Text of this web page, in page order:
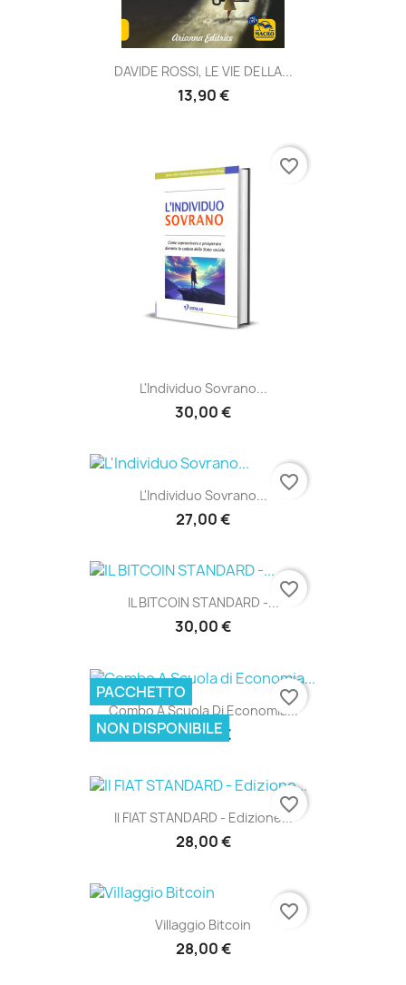
DAVIDE ROSSI, LE VIE DELLA...
13,90 €
L'Individuo Sovrano...
30,00 €
favorite_border
L'Individuo Sovrano...
27,00 €
favorite_border
IL BITCOIN STANDARD -...
30,00 €
favorite_border
Combo A Scuola Di Economia...
33,00 €
PACCHETTO
NON DISPONIBILE
favorite_border
Il FIAT STANDARD - Edizione...
28,00 €
favorite_border
Villaggio Bitcoin
28,00 €
favorite_border